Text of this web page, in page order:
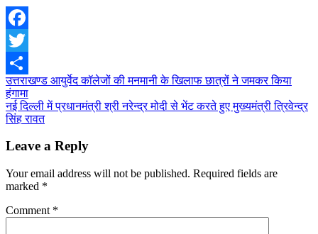
Facebook
Twitter
Share
Post
navigation
उत्तराखण्ड आयुर्वेद कॉलेजों की मनमानी के खिलाफ छात्रों ने जमकर किया
हंगामा
नई दिल्ली में प्रधानमंत्री श्री नरेन्द्र मोदी से भेंट करते हुए मुख्यमंत्री त्रिवेन्द्र
सिंह रावत
Leave a Reply
Your email address will not be published. Required fields are
marked *
Comment *